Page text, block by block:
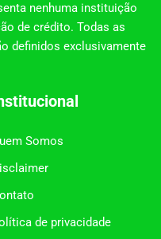
nenhuma instituição
de crédito. Todas as
definidos exclusivamente
Somos
de privacidade